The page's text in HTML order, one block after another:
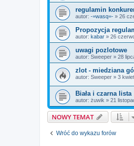
regulamin
autor: -=wasq=- » 26
Propozycja
autor: kabar » 26
uwagi pozlotowe
autor: Sweeper » 28
zlot - miedziana
autor: Sweeper » 3
Biała i czarna lista
autor: żuwik » 21
NOWY TEMAT
Wróć do wykazu forów